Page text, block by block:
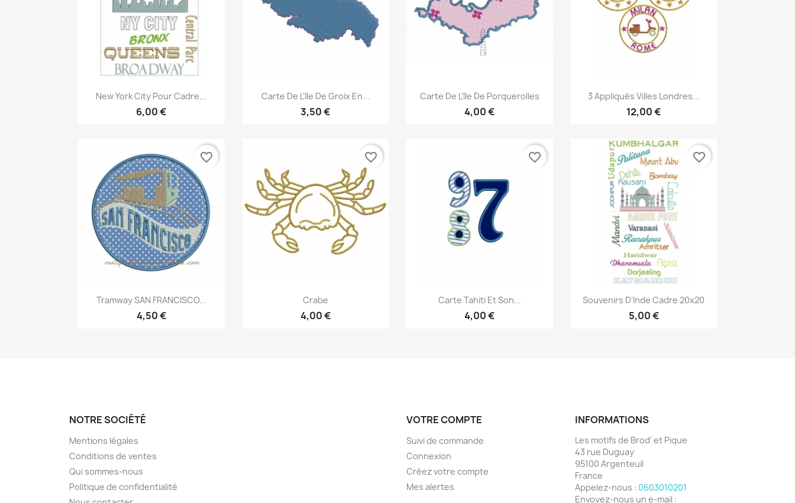
Aperçu rapide
New York City Pour Cadre...
6,00 €
Aperçu rapide
Carte De L'île De Groix En...
3,50 €
Aperçu rapide
Carte De L'île De Porquerolles
4,00 €
Aperçu rapide
3 Appliqués Villes Londres...
12,00 €
Aperçu rapide
Tramway SAN FRANCISCO...
4,50 €
favorite_border
Aperçu rapide
Crabe
4,00 €
favorite_border
Aperçu rapide
Carte Tahiti Et Son...
4,00 €
favorite_border
Aperçu rapide
Souvenirs D'Inde Cadre 20x20
5,00 €
favorite_border
NOTRE SOCIÉTÉ
Mentions légales
Conditions de ventes
Qui sommes-nous
Politique de confidentialité
VOTRE COMPTE
Suivi de commande
Connexion
Créez votre compte
Mes alertes
INFORMATIONS
Les motifs de Brod' et Pique
43 rue Duguay
95100 Argenteuil
France
Appelez-nous : 0603010201
Envoyez-nous un e-mail :